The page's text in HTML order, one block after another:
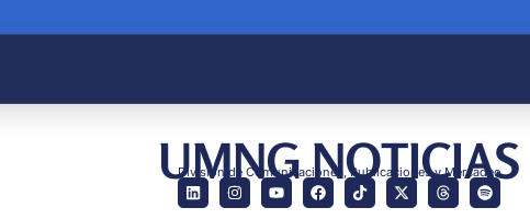
UMNG NOTICIAS
División de Comunicaciones, Publicaciones y Mercadeo